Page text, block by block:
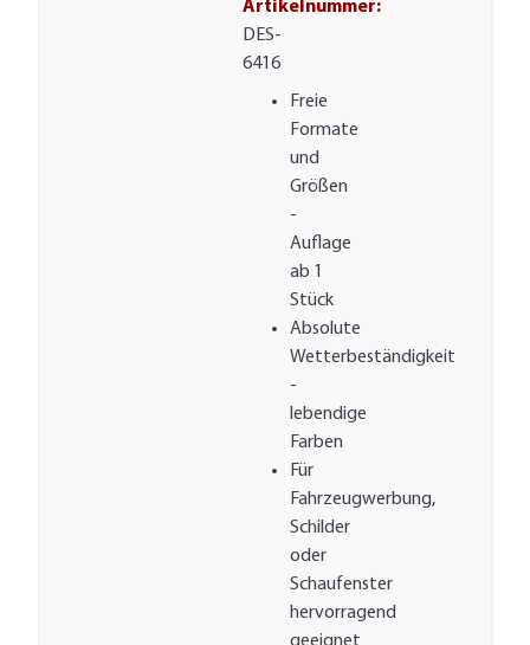
Artikelnummer:
DES-
6416
Freie
Formate
und
Größen
-
Auflage
ab 1
Stück
Absolute
Wetterbeständigkeit
-
lebendige
Farben
Für
Fahrzeugwerbung,
Schilder
oder
Schaufenster
hervorragend